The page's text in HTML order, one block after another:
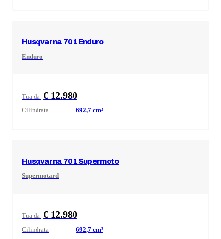
Husqvarna 701 Enduro
Enduro
Tua da € 12.980
Cilindrata 692,7 cm³
Husqvarna 701 Supermoto
Supermotard
Tua da € 12.980
Cilindrata 692,7 cm³